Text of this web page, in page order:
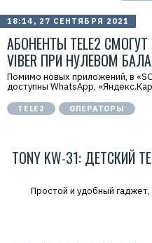
18:14, 27 СЕНТЯБРЯ 2021
АБОНЕНТЫ TELE2 СМОГУТ
VIBER ПРИ НУЛЕВОМ
Помимо новых приложений, в
доступны WhatsApp,
TELE2 ОПЕРАТОРЫ
TONY KW-31:
Простой и удобный